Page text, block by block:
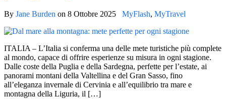
By Jane Burden on 8 Ottobre 2025 MyFlash, MyTravel
ITALIA – L’Italia si conferma una delle mete turistiche più complete
al mondo, capace di offrire esperienze su misura in ogni stagione.
Dalle coste della Puglia e della Sardegna, perfette per l’estate, ai
panorami montani della Valtellina e del Gran Sasso, fino
all’eleganza invernale di Cervinia e all’equilibrio tra mare e
montagna della Liguria, il […]